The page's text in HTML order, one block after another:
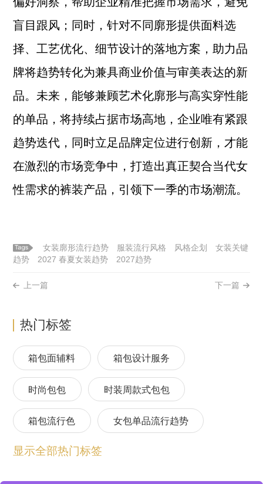
盲目跟风；同时，针对不同廓形提供面料选
择、工艺优化、细节设计的落地方案，助力品
牌将趋势转化为兼具商业价值与审美表达的新
品。未来，能够兼顾艺术化廓形与高实穿性能
的单品，将持续占据市场高地，企业唯有紧跟
趋势迭代，同时立足品牌定位进行创新，才能
在激烈的市场竞争中，打造出真正契合当代女
性需求的裤装产品，引领下一季的市场潮流。
女装廓形流行趋势 服装流行风格 风格企划
女装关键
趋势
2027 春夏女装趋势 2027趋势
上一篇 下一篇
热门标签
箱包面辅料 箱包设计服务
时尚包包 时装周款式包包
箱包流行色 女包单品流行趋势
箱包流行趋势预测
显示全部热门标签